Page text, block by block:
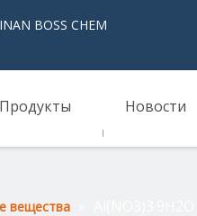
CHEM
Продукты Новости
вещества